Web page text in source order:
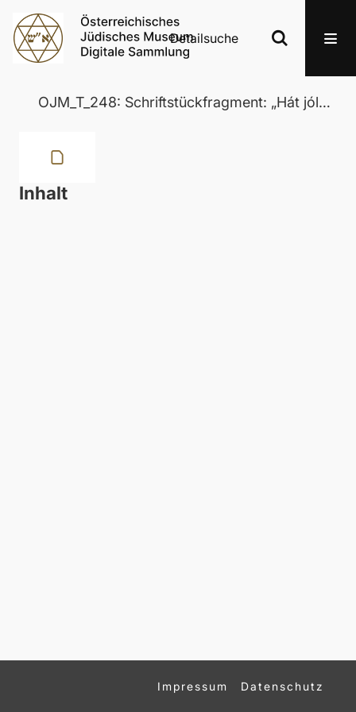
Detailsuche
OJM_T_248: Schriftstückfragment: „Hát jól van ez így?“
Inhalt
Impressum Datenschutz